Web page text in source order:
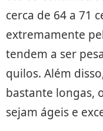
cerca de 64 a 71
extremamente
tendem a ser
quilos. Além
bastante longas,
sejam ágeis e